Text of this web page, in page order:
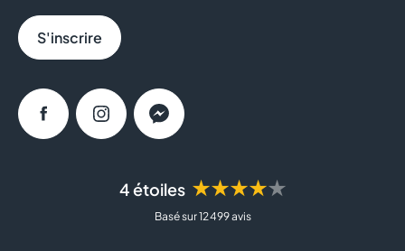
BRICO DEPOT
BRUT BUTCHER
BURGER KING
BUT
4 étoiles ★★★★★
Basé sur 12 499 avis
S'inscrire
FacebookInstagramMessenger